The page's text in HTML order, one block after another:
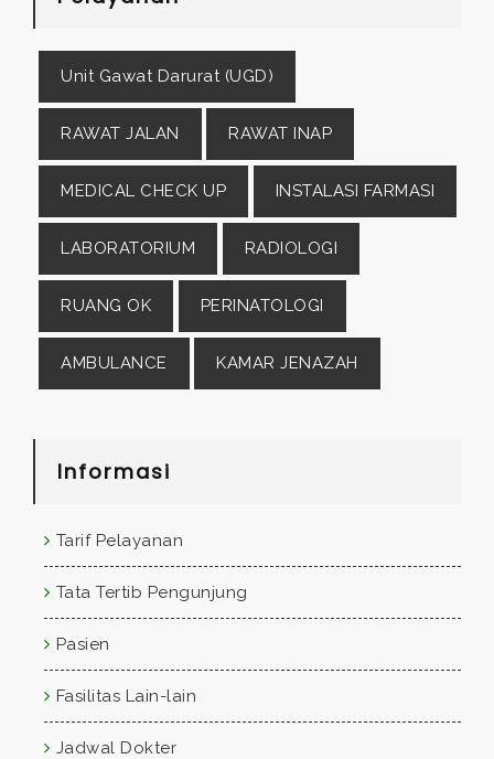
Unit Gawat Darurat (UGD)
RAWAT JALAN RAWAT INAP
MEDICAL CHECK UP INSTALASI FARMASI
LABORATORIUM RADIOLOGI
RUANG OK PERINATOLOGI
AMBULANCE KAMAR JENAZAH
Informasi
Tarif Pelayanan
Tata Tertib Pengunjung
Pasien
Fasilitas Lain-lain
Jadwal Dokter